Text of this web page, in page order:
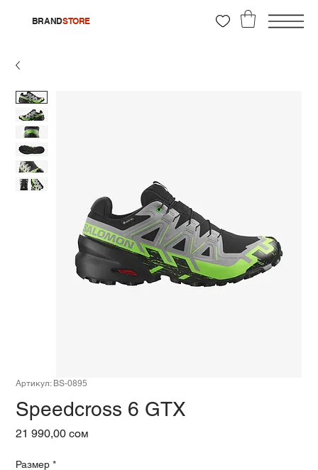
BRANDSTORE
Артикул: BS-0895
Speedcross 6 GTX
21 990,00 сом
Размер *